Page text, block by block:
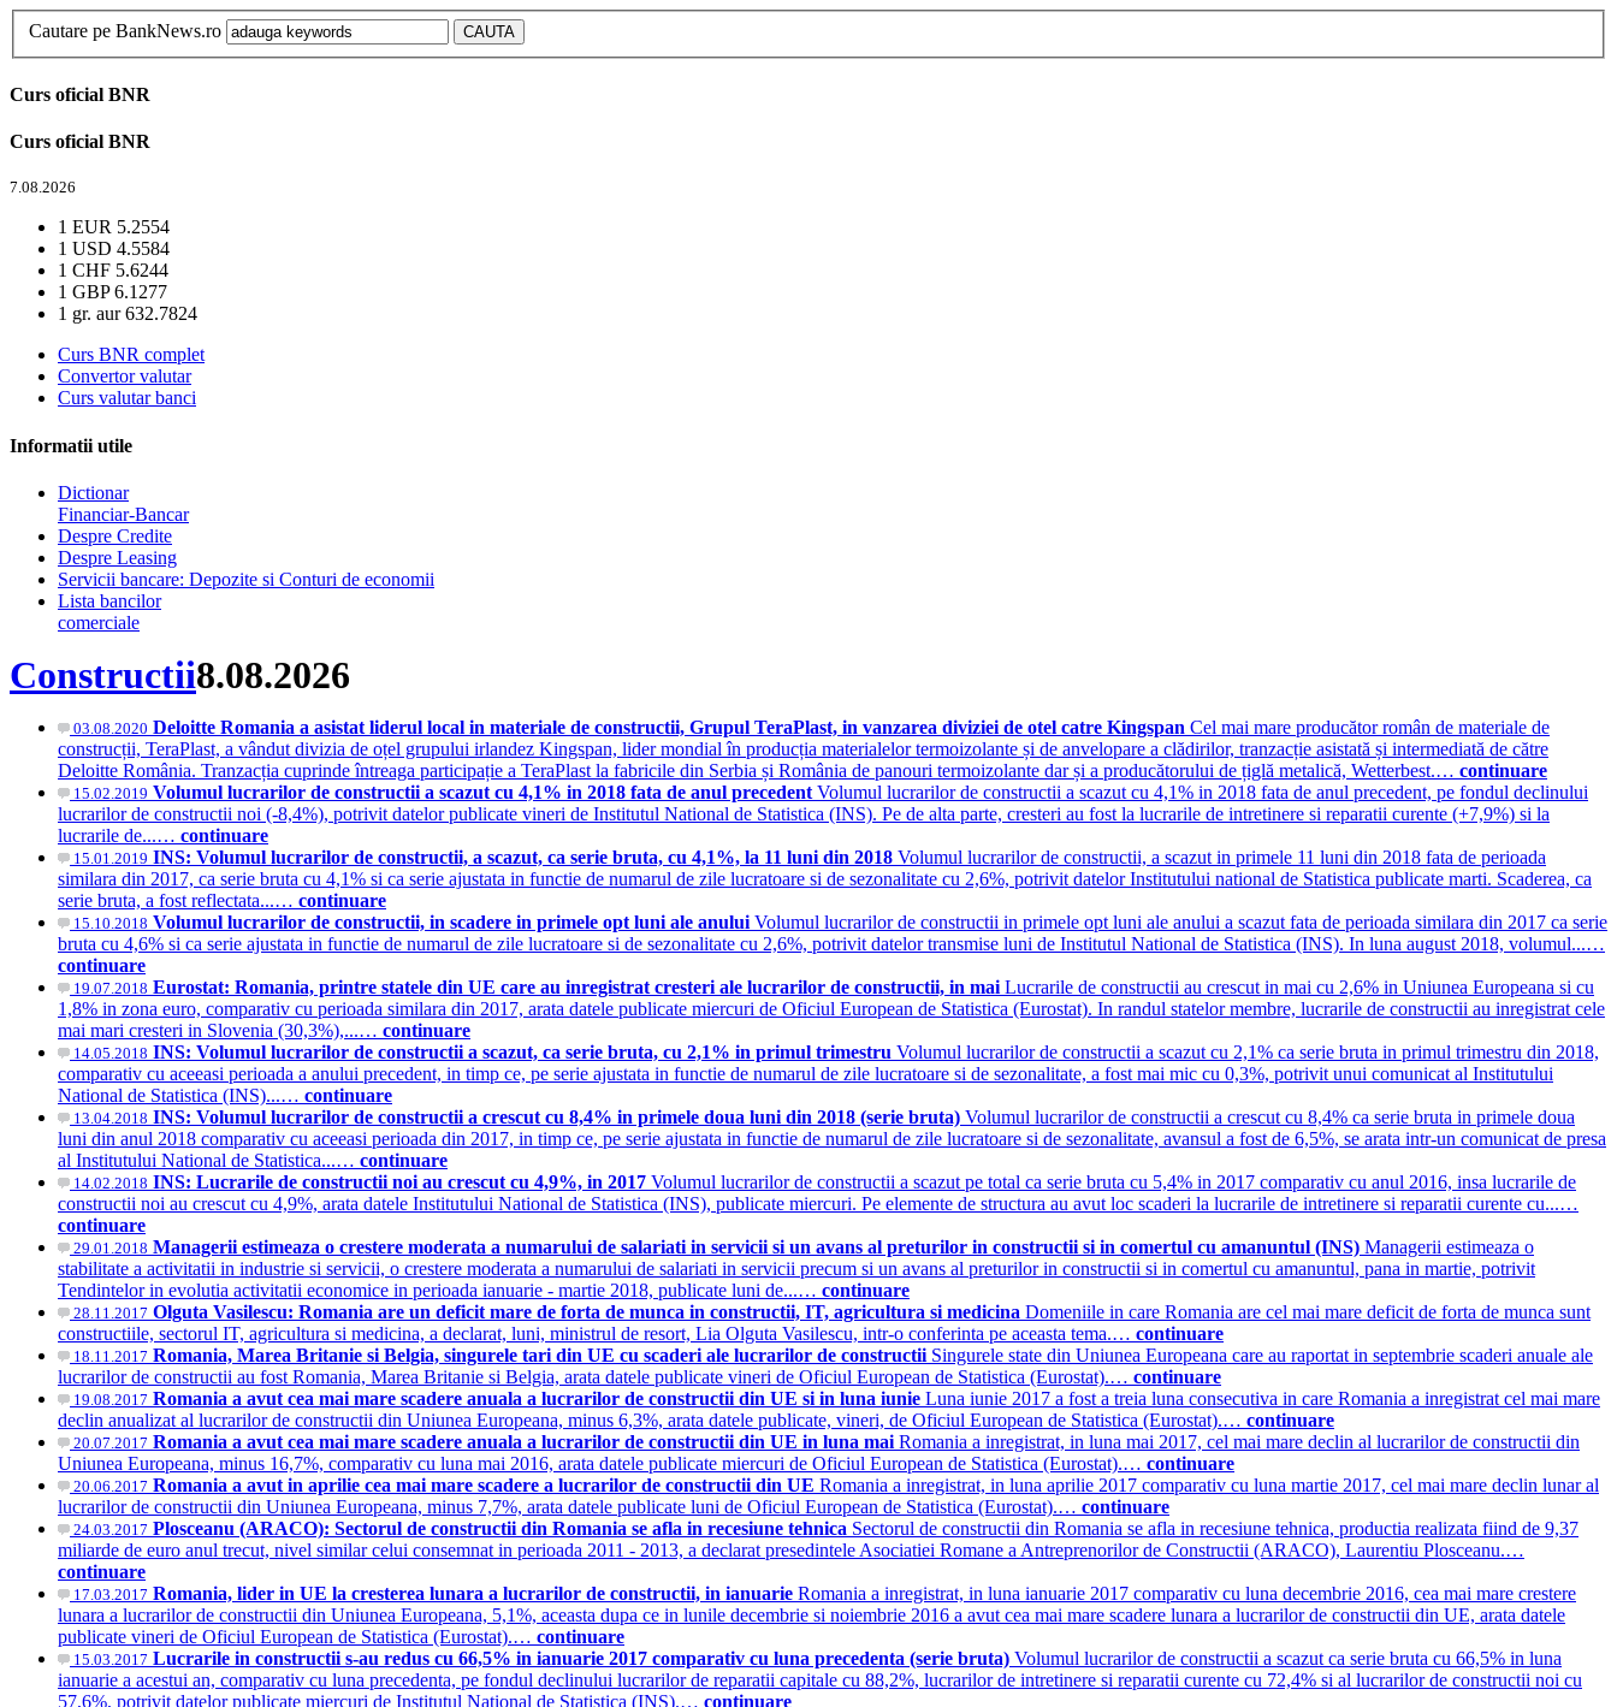
Cautare pe BankNews.ro
Curs oficial BNR
Curs oficial BNR
7.08.2026
1 EUR 5.2554
1 USD 4.5584
1 CHF 5.6244
1 GBP6.1277
1 gr. aur632.7824
Curs BNR complet
Convertor valutar
Curs valutar banci
Informatii utile
Dictionar
Financiar-Bancar
Despre Credite
Despre Leasing
Servicii bancare: Depozite si Conturi de economii
Lista bancilor
comerciale
Constructii8.08.2026
03.08.2020 Deloitte Romania a asistat liderul local in materiale de constructii, Grupul TeraPlast, in vanzarea diviziei de otel catre Kingspan Cel mai mare producător român de materiale de
construcții, TeraPlast, a vândut divizia de oțel grupului irlandez Kingspan, lider mondial în producția materialelor termoizolante și de anvelopare a clădirilor, tranzacție asistată și intermediată de către
Deloitte România. Tranzacția cuprinde întreaga participație a TeraPlast la fabricile din Serbia și România de panouri termoizolante dar și a producătorului de țiglă metalică, Wetterbest.… continuare
15.02.2019 Volumul lucrarilor de constructii a scazut cu 4,1% in 2018 fata de anul precedent Volumul lucrarilor de constructii a scazut cu 4,1% in 2018 fata de anul precedent, pe fondul declinului
lucrarilor de constructii noi (-8,4%), potrivit datelor publicate vineri de Institutul National de Statistica (INS). Pe de alta parte, cresteri au fost la lucrarile de intretinere si reparatii curente (+7,9%) si la
lucrarile de...… continuare
15.01.2019 INS: Volumul lucrarilor de constructii, a scazut, ca serie bruta, cu 4,1%, la 11 luni din 2018 Volumul lucrarilor de constructii, a scazut in primele 11 luni din 2018 fata de perioada
similara din 2017, ca serie bruta cu 4,1% si ca serie ajustata in functie de numarul de zile lucratoare si de sezonalitate cu 2,6%, potrivit datelor Institutului national de Statistica publicate marti. Scaderea, ca
serie bruta, a fost reflectata...… continuare
15.10.2018 Volumul lucrarilor de constructii, in scadere in primele opt luni ale anului Volumul lucrarilor de constructii in primele opt luni ale anului a scazut fata de perioada similara din 2017 ca serie
bruta cu 4,6% si ca serie ajustata in functie de numarul de zile lucratoare si de sezonalitate cu 2,6%, potrivit datelor transmise luni de Institutul National de Statistica (INS). In luna august 2018, volumul...…
continuare
19.07.2018 Eurostat: Romania, printre statele din UE care au inregistrat cresteri ale lucrarilor de constructii, in mai Lucrarile de constructii au crescut in mai cu 2,6% in Uniunea Europeana si cu
1,8% in zona euro, comparativ cu perioada similara din 2017, arata datele publicate miercuri de Oficiul European de Statistica (Eurostat). In randul statelor membre, lucrarile de constructii au inregistrat cele
mai mari cresteri in Slovenia (30,3%),...… continuare
14.05.2018 INS: Volumul lucrarilor de constructii a scazut, ca serie bruta, cu 2,1% in primul trimestru Volumul lucrarilor de constructii a scazut cu 2,1% ca serie bruta in primul trimestru din 2018,
comparativ cu aceeasi perioada a anului precedent, in timp ce, pe serie ajustata in functie de numarul de zile lucratoare si de sezonalitate, a fost mai mic cu 0,3%, potrivit unui comunicat al Institutului
National de Statistica (INS)...… continuare
13.04.2018 INS: Volumul lucrarilor de constructii a crescut cu 8,4% in primele doua luni din 2018 (serie bruta) Volumul lucrarilor de constructii a crescut cu 8,4% ca serie bruta in primele doua
luni din anul 2018 comparativ cu aceeasi perioada din 2017, in timp ce, pe serie ajustata in functie de numarul de zile lucratoare si de sezonalitate, avansul a fost de 6,5%, se arata intr-un comunicat de presa
al Institutului National de Statistica...… continuare
14.02.2018 INS: Lucrarile de constructii noi au crescut cu 4,9%, in 2017 Volumul lucrarilor de constructii a scazut pe total ca serie bruta cu 5,4% in 2017 comparativ cu anul 2016, insa lucrarile de
constructii noi au crescut cu 4,9%, arata datele Institutului National de Statistica (INS), publicate miercuri. Pe elemente de structura au avut loc scaderi la lucrarile de intretinere si reparatii curente cu...…
continuare
29.01.2018 Managerii estimeaza o crestere moderata a numarului de salariati in servicii si un avans al preturilor in constructii si in comertul cu amanuntul (INS) Managerii estimeaza o
stabilitate a activitatii in industrie si servicii, o crestere moderata a numarului de salariati in servicii precum si un avans al preturilor in constructii si in comertul cu amanuntul, pana in martie, potrivit
Tendintelor in evolutia activitatii economice in perioada ianuarie - martie 2018, publicate luni de...… continuare
28.11.2017 Olguta Vasilescu: Romania are un deficit mare de forta de munca in constructii, IT, agricultura si medicina Domeniile in care Romania are cel mai mare deficit de forta de munca sunt
constructiile, sectorul IT, agricultura si medicina, a declarat, luni, ministrul de resort, Lia Olguta Vasilescu, intr-o conferinta pe aceasta tema.… continuare
18.11.2017 Romania, Marea Britanie si Belgia, singurele tari din UE cu scaderi ale lucrarilor de constructii Singurele state din Uniunea Europeana care au raportat in septembrie scaderi anuale ale
lucrarilor de constructii au fost Romania, Marea Britanie si Belgia, arata datele publicate vineri de Oficiul European de Statistica (Eurostat).… continuare
19.08.2017 Romania a avut cea mai mare scadere anuala a lucrarilor de constructii din UE si in luna iunie Luna iunie 2017 a fost a treia luna consecutiva in care Romania a inregistrat cel mai mare
declin anualizat al lucrarilor de constructii din Uniunea Europeana, minus 6,3%, arata datele publicate, vineri, de Oficiul European de Statistica (Eurostat).… continuare
20.07.2017 Romania a avut cea mai mare scadere anuala a lucrarilor de constructii din UE in luna mai Romania a inregistrat, in luna mai 2017, cel mai mare declin al lucrarilor de constructii din
Uniunea Europeana, minus 16,7%, comparativ cu luna mai 2016, arata datele publicate miercuri de Oficiul European de Statistica (Eurostat).… continuare
20.06.2017 Romania a avut in aprilie cea mai mare scadere a lucrarilor de constructii din UE Romania a inregistrat, in luna aprilie 2017 comparativ cu luna martie 2017, cel mai mare declin lunar al
lucrarilor de constructii din Uniunea Europeana, minus 7,7%, arata datele publicate luni de Oficiul European de Statistica (Eurostat).… continuare
24.03.2017 Plosceanu (ARACO): Sectorul de constructii din Romania se afla in recesiune tehnica Sectorul de constructii din Romania se afla in recesiune tehnica, productia realizata fiind de 9,37
miliarde de euro anul trecut, nivel similar celui consemnat in perioada 2011 - 2013, a declarat presedintele Asociatiei Romane a Antreprenorilor de Constructii (ARACO), Laurentiu Plosceanu.…
continuare
17.03.2017 Romania, lider in UE la cresterea lunara a lucrarilor de constructii, in ianuarie Romania a inregistrat, in luna ianuarie 2017 comparativ cu luna decembrie 2016, cea mai mare crestere
lunara a lucrarilor de constructii din Uniunea Europeana, 5,1%, aceasta dupa ce in lunile decembrie si noiembrie 2016 a avut cea mai mare scadere lunara a lucrarilor de constructii din UE, arata datele
publicate vineri de Oficiul European de Statistica (Eurostat).… continuare
15.03.2017 Lucrarile in constructii s-au redus cu 66,5% in ianuarie 2017 comparativ cu luna precedenta (serie bruta) Volumul lucrarilor de constructii a scazut ca serie bruta cu 66,5% in luna
ianuarie a acestui an, comparativ cu luna precedenta, pe fondul declinului lucrarilor de reparatii capitale cu 88,2%, lucrarilor de intretinere si reparatii curente cu 72,4% si al lucrarilor de constructii noi cu
57,6%, potrivit datelor publicate miercuri de Institutul National de Statistica (INS).… continuare